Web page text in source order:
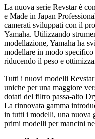
La nuova serie Revstar è
e Made in Japan
camerati sviluppati con il
Yamaha. Utilizzando
modellazione, Yamaha ha
modellare in modo
riducendo il peso e
Tutti i nuovi modelli
uniche per una maggiore
dotati del filtro passa-alto
La rinnovata gamma
in tutti i modelli, una nuova
primi modelli per mancini